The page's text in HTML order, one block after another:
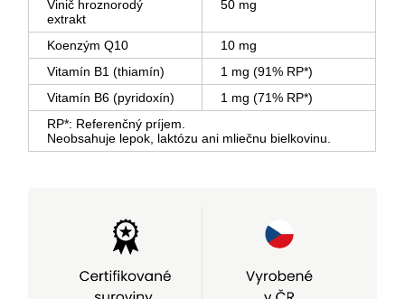
Vinič hroznorodý
extrakt
50 mg
Koenzým Q10
10 mg
Vitamín B1 (thiamín)
1 mg (91% RP*)
Vitamín B6 (pyridoxín)
1 mg (71% RP*)
RP*: Referenčný príjem.
Neobsahuje lepok, laktózu ani mliečnu bielkovinu.